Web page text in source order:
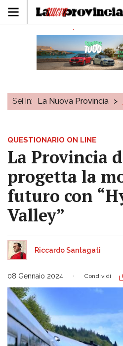
Sei in: La Nuova Provincia >
QUESTIONARIO ON LINE
La Provincia
progetta la
futuro con
Valley”
Riccardo Santagati
08 Gennaio 2024 Condividi